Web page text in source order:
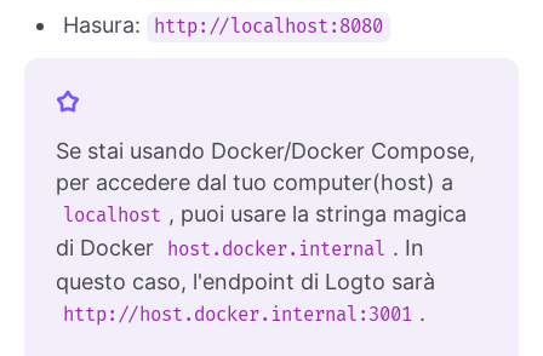
Hasura: http://localhost:8080
Se stai usando Docker/Docker Compose,
per accedere dal tuo computer(host) a
localhost , puoi usare la stringa magica
di Docker
host.docker.internal . In
questo caso, l'endpoint di Logto sarà
http://host.docker.internal:3001 .